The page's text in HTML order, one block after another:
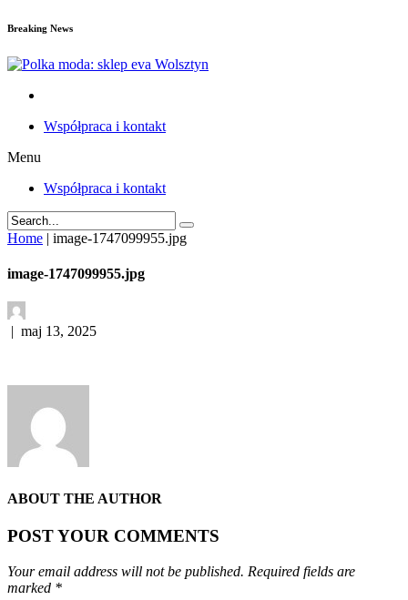
Breaking News
Współpraca i kontakt
Menu
Współpraca i kontakt
Home | image-1747099955.jpg
image-1747099955.jpg
maj 13, 2025
ABOUT THE AUTHOR
POST YOUR COMMENTS
Your email address will not be published. Required fields are
marked *